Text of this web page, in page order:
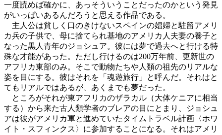
一度読めば確かに、あっそういうことだったのかという発見
がいっぱいあるんだろうと思える作品である。
主人公は貧しく口のきけないスペインの娼婦と駐留アメリ
カ兵の子供で、母に捨てられ基地のアメリカ人夫妻の養子と
なった黒人青年のジョシュア。彼には夢で過去へと行ける特
殊な才能があった。ただし行けるのは200万年前、更新世の
アフリカ東部のみ。そこで動物たちや人類の祖先のリアルな
姿を目にする。彼はそれを「魂遊旅行」と呼んだ。それはと
てもリアルではあるが、あくまでも夢だった。
ところがそれが東アフリカのザラカル（大体ケニアに相当
する）から来た古人類学者のブレアの目にとまり、ジョシュ
アは彼がアメリカ軍と進めていたタイムトラベル計画〈ホワ
イト・スフィンクス〉に参加することになる。それはアメリ